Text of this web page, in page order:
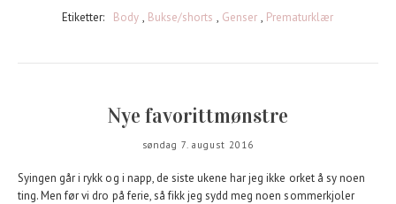
Etiketter:
Body , Bukse/shorts , Genser , Prematurklær
Nye favorittmønstre
søndag 7. august 2016
Syingen går i rykk og i napp, de siste ukene har jeg ikke orket å sy noen
ting. Men før vi dro på ferie, så fikk jeg sydd meg noen sommerkjoler